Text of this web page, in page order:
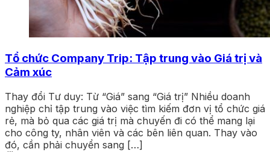
Tổ chức Company Trip: Tập trung vào Giá trị và
Cảm xúc
Thay đổi Tư duy: Từ “Giá” sang “Giá trị” Nhiều doanh
nghiệp chỉ tập trung vào việc tìm kiếm đơn vị tổ chức giá
rẻ, mà bỏ qua các giá trị mà chuyến đi có thể mang lại
cho công ty, nhân viên và các bên liên quan. Thay vào
đó, cần phải chuyển sang […]